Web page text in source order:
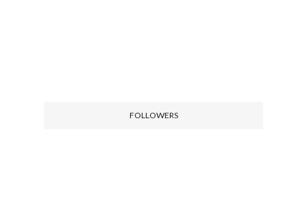
FOLLOWERS